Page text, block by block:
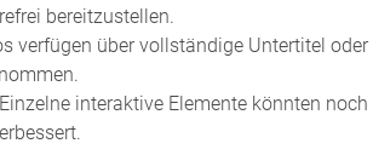
bereitzustellen.
verfügen über vollständige Untertitel
Einzelne interaktive Elemente könnten